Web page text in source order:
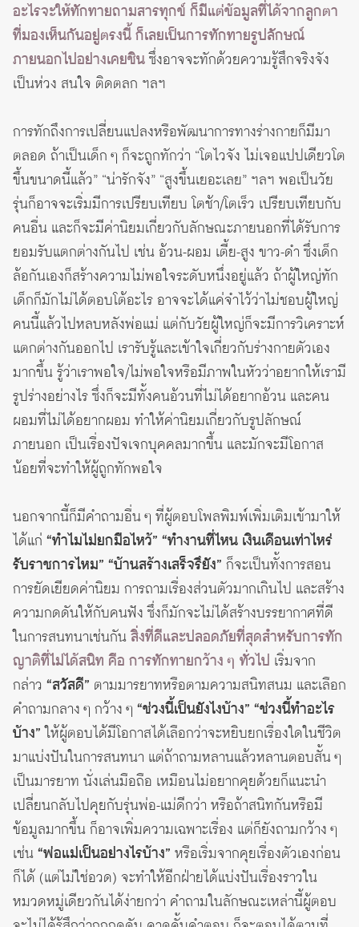
อะไรจะให้ทักทายถามสารทุกข์ ก็มีแต่ข้อมูลที่ได้จากลูกตา
ที่มองเห็นกันอยู่ตรงนี้ ก็เลยเป็นการทักทายรูปลักษณ์
ภายนอกไปอย่างเคยชินซึ่งอาจจะทักด้วยความรู้สึกจริงจัง
เป็นห่วง สนใจ ติดตลก ฯลฯ
การทักถึงการเปลี่ยนแปลงหรือพัฒนาการทางร่างกายก็มีมา
ตลอด ถ้าเป็นเด็ก ๆ ก็จะถูกทักว่า “โตไวจัง ไม่เจอแปปเดียวโต
ขึ้นขนาดนี้แล้ว” “น่ารักจัง” “สูงขึ้นเยอะเลย” ฯลฯ พอเป็นวัย
รุ่นก็อาจจะเริ่มมีการเปรียบเทียบ โตช้า/โตเร็ว เปรียบเทียบกับ
คนอื่น และก็จะมีค่านิยมเกี่ยวกับลักษณะภายนอกที่ได้รับการ
ยอมรับแตกต่างกันไป เช่น อ้วน-ผอม เตี้ย-สูง ขาว-ดำ ซึ่งเด็ก
ล้อกันเองก็สร้างความไม่พอใจระดับหนึ่งอยู่แล้ว ถ้าผู้ใหญ่ทัก
เด็กก็มักไม่ได้ตอบโต้อะไร อาจจะได้แค่จำไว้ว่าไม่ชอบผู้ใหญ่
คนนี้แล้วไปหลบหลังพ่อแม่ แต่กับวัยผู้ใหญ่ก็จะมีการวิเคราะห์
แตกต่างกันออกไป เรารับรู้และเข้าใจเกี่ยวกับร่างกายตัวเอง
มากขึ้น รู้ว่าเราพอใจ/ไม่พอใจหรือมีภาพในหัวว่าอยากให้เรามี
รูปร่างอย่างไร ซึ่งก็จะมีทั้งคนอ้วนที่ไม่ได้อยากอ้วน และคน
ผอมที่ไม่ได้อยากผอม ทำให้ค่านิยมเกี่ยวกับรูปลักษณ์
ภายนอก เป็นเรื่องปัจเจกบุคคลมากขึ้น และมักจะมีโอกาส
น้อยที่จะทำให้ผู้ถูกทักพอใจ
นอกจากนี้ก็มีคำถามอื่น ๆ ที่ผู้ตอบโพลพิมพ์เพิ่มเติมเข้ามาให้
ได้แก่ “ทำไมไม่ยกมือไหว้” “ทำงานที่ไหน เงินเดือนเท่าไหร่
รับราชการไหม” “บ้านสร้างเสร็จรึยัง” ก็จะเป็นทั้งการสอน
การยัดเยียดค่านิยม การถามเรื่องส่วนตัวมากเกินไป และสร้าง
ความกดดันให้กับคนฟัง ซึ่งก็มักจะไม่ได้สร้างบรรยากาศที่ดี
ในการสนทนาเช่นกันสิ่งที่ดีและปลอดภัยที่สุดสำหรับการทัก
ญาติที่ไม่ได้สนิท คือ การทักทายกว้าง ๆ ทั่วไป เริ่มจาก
กล่าว “สวัสดี” ตามมารยาทหรือตามความสนิทสนม และเลือก
คำถามกลาง ๆ กว้าง ๆ “ช่วงนี้เป็นยังไงบ้าง” “ช่วงนี้ทำอะไร
บ้าง”ให้ผู้ตอบได้มีโอกาสได้เลือกว่าจะหยิบยกเรื่องใดในชีวิต
มาแบ่งปันในการสนทนา แต่ถ้าถามหลานแล้วหลานตอบสั้น ๆ
เป็นมารยาท นั่งเล่นมือถือ เหมือนไม่อยากคุยด้วยก็แนะนำ
เปลี่ยนกลับไปคุยกับรุ่นพ่อ-แม่ดีกว่า หรือถ้าสนิทกันหรือมี
ข้อมูลมากขึ้น ก็อาจเพิ่มความเฉพาะเรื่อง แต่ก็ยังถามกว้าง ๆ
เช่น“พ่อแม่เป็นอย่างไรบ้าง” หรือเริ่มจากคุยเรื่องตัวเองก่อน
ก็ได้ (แต่ไม่ใช่อวด) จะทำให้อีกฝ่ายได้แบ่งปันเรื่องราวใน
หมวดหมู่เดียวกันได้ง่ายกว่า คำถามในลักษณะเหล่านี้ผู้ตอบ